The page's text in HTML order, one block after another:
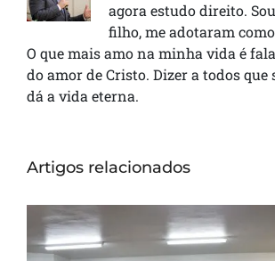
agora estudo direito.
filho, me adotaram
O que mais amo na minha vida é
do amor de Cristo. Dizer a todos que
dá a vida eterna.
Artigos relacionados